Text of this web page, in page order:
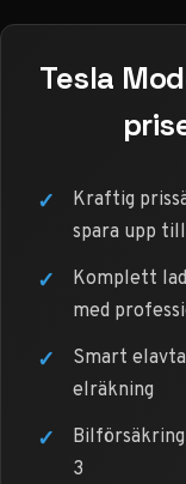
Tesla
✓
Kraftig
spara upp
✓
Komplett
med
✓
Smart
elräkning
✓
Bilförsäkring
3